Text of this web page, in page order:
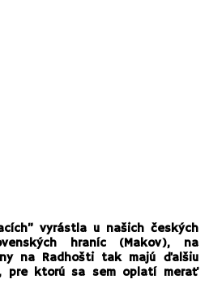
vyrástla u našich českých
hraníc (Makov), na
na Radhošti tak majú ďalšiu
pre ktorú sa sem oplatí merať